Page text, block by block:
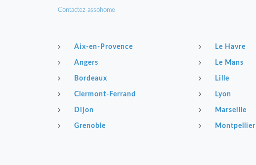
Contactez assohome
Aix-en-Provence
Angers
Bordeaux
Clermont-Ferrand
Dijon
Grenoble
Le Havre
Le Mans
Lille
Lyon
Marseille
Montpellier